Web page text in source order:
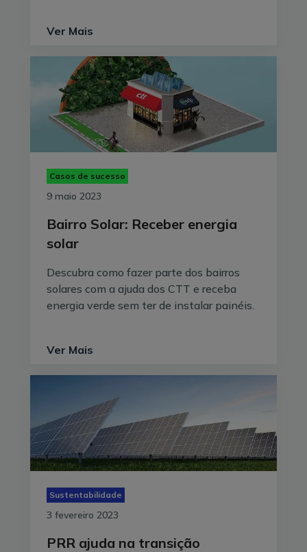
Ver Mais
Casos de sucesso
9 maio 2023
Bairro Solar: Receber energia
solar
Descubra como fazer parte dos bairros
solares com a ajuda dos CTT e receba
energia verde sem ter de instalar painéis.
Ver Mais
Sustentabilidade
3 fevereiro 2023
PRR ajuda na transição